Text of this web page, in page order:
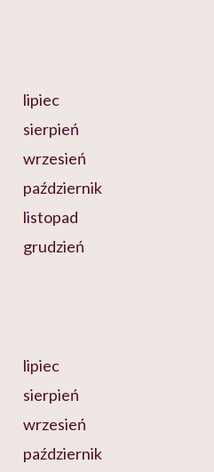
lipiec
sierpień
wrzesień
październik
listopad
grudzień
lipiec
sierpień
wrzesień
październik